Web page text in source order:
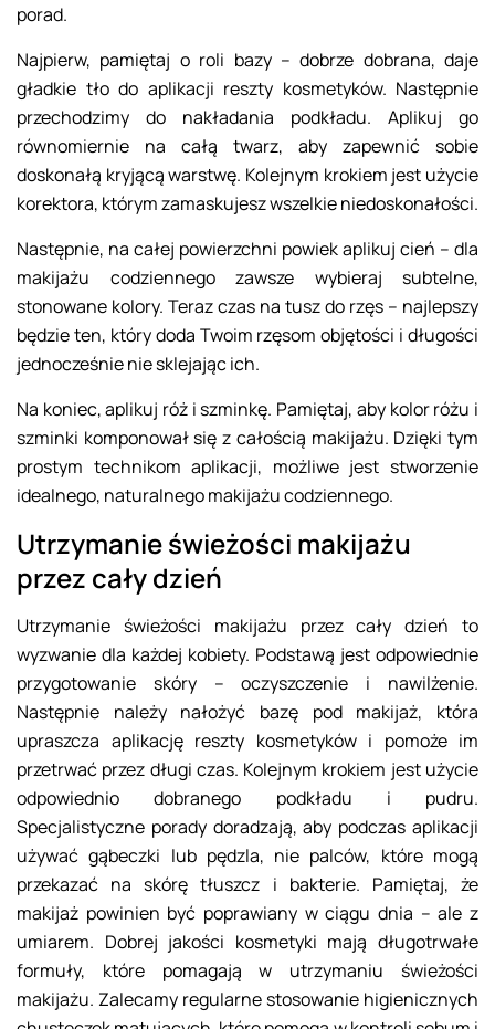
porad.
Najpierw, pamiętaj o roli bazy – dobrze dobrana, daje
gładkie tło do aplikacji reszty kosmetyków. Następnie
przechodzimy do nakładania podkładu. Aplikuj go
równomiernie na całą twarz, aby zapewnić sobie
doskonałą kryjącą warstwę. Kolejnym krokiem jest użycie
korektora, którym zamaskujesz wszelkie niedoskonałości.
Następnie, na całej powierzchni powiek aplikuj cień – dla
makijażu codziennego zawsze wybieraj subtelne,
stonowane kolory. Teraz czas na tusz do rzęs – najlepszy
będzie ten, który doda Twoim rzęsom objętości i długości
jednocześnie nie sklejając ich.
Na koniec, aplikuj róż i szminkę. Pamiętaj, aby kolor różu i
szminki komponował się z całością makijażu. Dzięki tym
prostym technikom aplikacji, możliwe jest stworzenie
idealnego, naturalnego makijażu codziennego.
Utrzymanie świeżości makijażu
przez cały dzień
Utrzymanie świeżości makijażu przez cały dzień to
wyzwanie dla każdej kobiety. Podstawą jest odpowiednie
przygotowanie skóry – oczyszczenie i nawilżenie.
Następnie należy nałożyć bazę pod makijaż, która
upraszcza aplikację reszty kosmetyków i pomoże im
przetrwać przez długi czas. Kolejnym krokiem jest użycie
odpowiednio dobranego podkładu i pudru.
Specjalistyczne porady doradzają, aby podczas aplikacji
używać gąbeczki lub pędzla, nie palców, które mogą
przekazać na skórę tłuszcz i bakterie. Pamiętaj, że
makijaż powinien być poprawiany w ciągu dnia – ale z
umiarem. Dobrej jakości kosmetyki mają długotrwałe
formuły, które pomagają w utrzymaniu świeżości
makijażu. Zalecamy regularne stosowanie higienicznych